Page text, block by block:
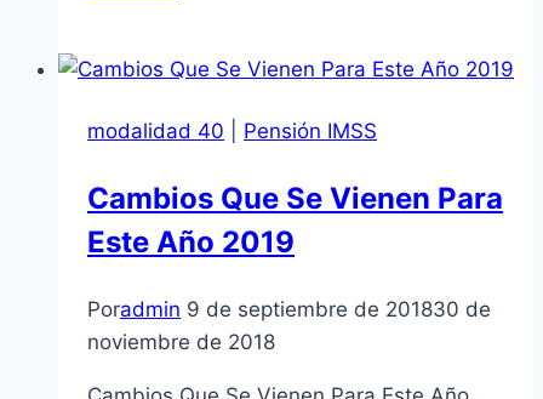
40
tope
solo
700
cotizadas?
modalidad 40 Pensión IMSS
Cambios Que Se Vienen Para
Este Año 2019
Poradmin 9 de septiembre de 201830 de
noviembre de 2018